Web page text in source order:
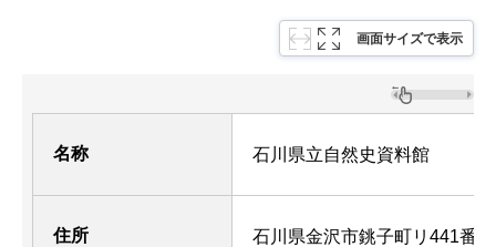
画面サイズで表示
名称 石川県立自然史資料館
住所 石川県金沢市銚子町リ441番地